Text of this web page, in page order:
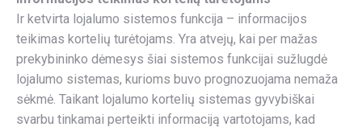
Ir ketvirta lojalumo sistemos funkcija – informacijos
teikimas kortelių turėtojams. Yra atvejų, kai per mažas
prekybininko dėmesys šiai sistemos funkcijai sužlugdė
lojalumo sistemas, kurioms buvo prognozuojama nemaža
sėkmė. Taikant lojalumo kortelių sistemas gyvybiškai
svarbu tinkamai perteikti informaciją vartotojams, kad